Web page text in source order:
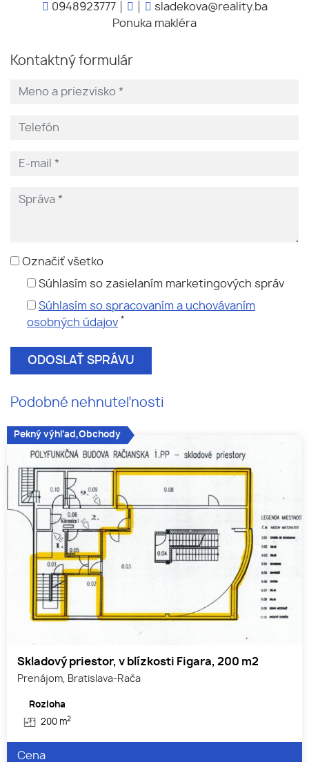
0948923777
sladekova@reality.ba
Ponuka makléra
Kontaktný formulár
Označiť všetko
Súhlasím so zasielaním marketingových správ
Súhlasím so spracovaním a uchovávaním
osobných údajov *
Podobné nehnuteľnosti
Skladový priestor, v blízkosti Figara, 200 m2
Prenájom, Bratislava-Rača
Rozloha
200 m2
Cena
Pekný výhľad,Obchody